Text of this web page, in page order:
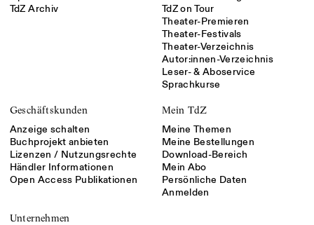
TdZ Archiv
TdZ on Tour
Theater-Premieren
Theater-Festivals
Theater-Verzeichnis
Autor:innen-Verzeichnis
Leser- & Aboservice
Sprachkurse
Geschäftskunden
Anzeige schalten
Buchprojekt anbieten
Lizenzen / Nutzungsrechte
Händler Informationen
Open Access Publikationen
Mein TdZ
Meine Themen
Meine Bestellungen
Download-Bereich
Mein Abo
Persönliche Daten
Anmelden
Unternehmen